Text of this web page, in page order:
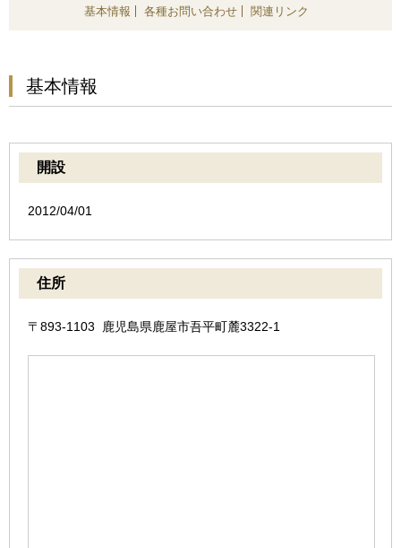
基本情報 各種お問い合わせ 関連リンク
基本情報
開設
2012/04/01
住所
〒893-1103 鹿児島県鹿屋市吾平町麓3322-1